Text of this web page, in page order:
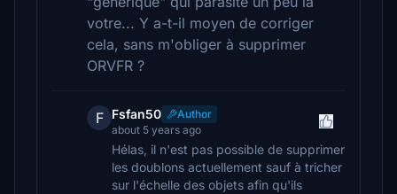
votre... Y a-t-il moyen de corriger
cela, sans m'obliger à supprimer
ORVFR ?
F Fsfan50
Author
about 5 years ago
Hélas, il n'est pas possible de supprimer
les doublons actuellement sauf à tricher
sur l'échelle des objets afin qu'ils